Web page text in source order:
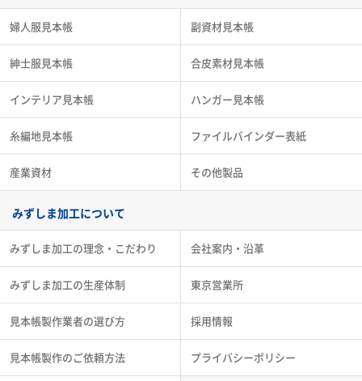
婦人服見本帳
紳士服見本帳
インテリア見本帳
糸編地見本帳
産業資材
副資材見本帳
合皮素材見本帳
ハンガー見本帳
ファイルバインダー表紙
その他製品
みずしま加工について
みずしま加工の理念・こだわり
みずしま加工の生産体制
見本帳製作業者の選び方
見本帳製作のご依頼方法
会社案内・沿革
東京営業所
採用情報
プライバシーポリシー